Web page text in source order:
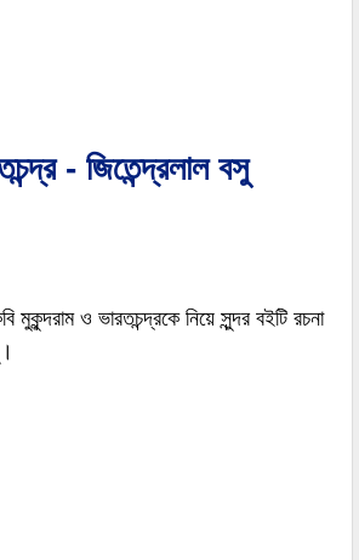
- জিতেন্দ্রলাল বসু
মুকুন্দরাম ও ভারতচন্দ্রকে নিয়ে সুন্দর বইটি রচনা